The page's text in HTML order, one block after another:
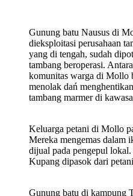
Gunung batu Nausus di
dieksploitasi perusahaan
yang di tengah, sudah
tambang beroperasi.
komunitas warga di Mollo
menolak dań
tambang marmer di
Keluarga petani di Mollo
Mereka mengemas dalam
dijual pada pengepul lokal.
Kupang dipasok dari
Gunung batu di kampung